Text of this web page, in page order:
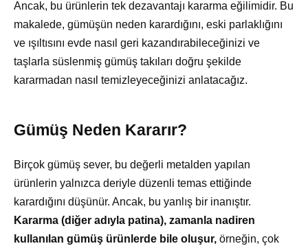
Ancak, bu ürünlerin tek dezavantajı kararma eğilimidir. Bu
makalede, gümüşün neden karardığını, eski parlaklığını
ve ışıltısını evde nasıl geri kazandırabileceğinizi ve
taşlarla süslenmiş gümüş takıları doğru şekilde
kararmadan nasıl temizleyeceğinizi anlatacağız.
Gümüş Neden Kararır?
Birçok gümüş sever, bu değerli metalden yapılan
ürünlerin yalnızca deriyle düzenli temas ettiğinde
karardığını düşünür. Ancak, bu yanlış bir inanıştır.
Kararma (diğer adıyla patina), zamanla nadiren
kullanılan gümüş ürünlerde bile oluşur, örneğin, çok